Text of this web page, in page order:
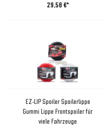
29,58 €*
EZ-LIP Spoiler Spoilerlippe
Gummi Lippe Frontspoiler für
viele Fahrzeuge